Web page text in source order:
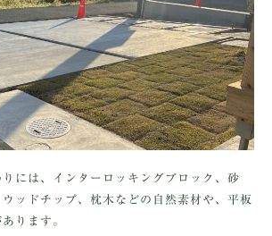
には、インターロッキングブロック、砂
ッドチップ、枕木などの自然素材や、平板
ります。